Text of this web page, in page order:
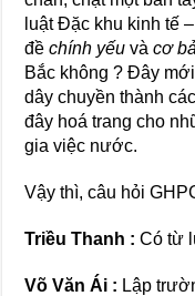
luật Đặc khu kinh tế
đềchính yếu vàcơ
Bắc không ? Đây
dây chuyền thành
đây hoá trang cho
gia việc nước.
Vậy thì, câu hỏi
Triều Thanh : Có từ
Võ Văn Ái : Lập